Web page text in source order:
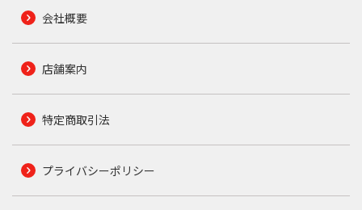
会社概要
店舗案内
特定商取引法
プライバシーポリシー